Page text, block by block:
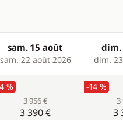
sam. 15 août
sam. 22 août 2026
dim.
dim.
%
3 956 €
3 390 €
-14 %
3
3